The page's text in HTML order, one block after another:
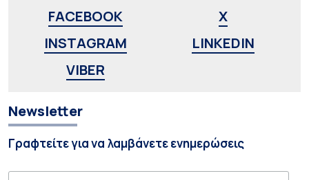
FACEBOOK
X
INSTAGRAM
LINKEDIN
VIBER
Newsletter
Γραφτείτε για να λαμβάνετε ενημερώσεις